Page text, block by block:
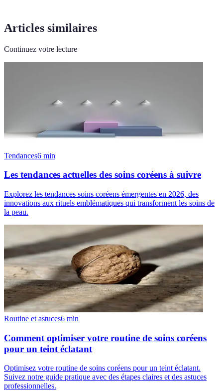
Articles similaires
Continuez votre lecture
Tendances6 min
Les tendances actuelles des soins coréens à suivre
Explorez les tendances soins coréens émergentes en 2026, des
innovations aux rituels emblématiques qui transforment les soins de
la peau.
Routine et astuces6 min
Comment optimiser votre routine de soins coréens
pour un teint éclatant
Optimisez votre routine de soins coréens pour un teint éclatant.
Suivez notre guide pratique avec des étapes claires et des astuces
professionnelles.